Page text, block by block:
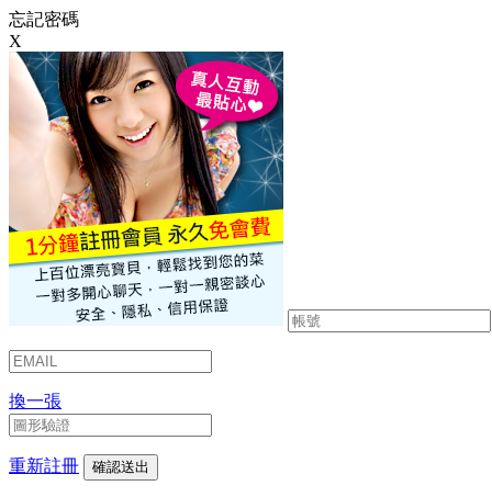
忘記密碼
X
換一張
重新註冊 確認送出